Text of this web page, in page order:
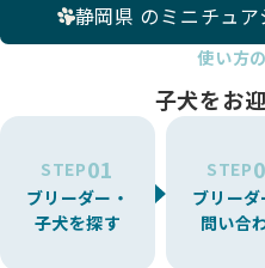
静岡県 のミニチュ
使い方
子犬をお
STEP01
ブリーダー・
子犬を探す
STEP
ブリーダ
問い合